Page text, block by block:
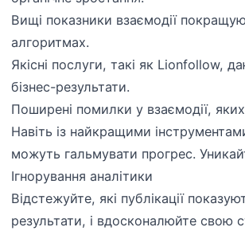
Вищі показники взаємодії
алгоритмах.
Якісні послуги, такі як Lionfollow,
бізнес-результати.
Поширені помилки у взаємодії,
Навіть із найкращими
можуть гальмувати прогрес.
Ігнорування аналітики
Відстежуйте, які публікації
результати, і вдосконалюйте свою